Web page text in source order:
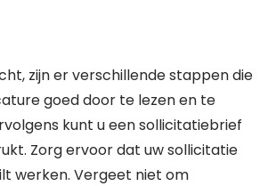
zijn er verschillende stappen die
goed door te lezen en te
kunt u een sollicitatiebrief
Zorg ervoor dat uw sollicitatie
werken. Vergeet niet om